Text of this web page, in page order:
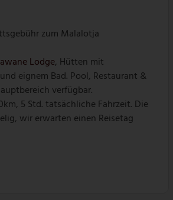
zum Malalotja
Lodge, Hütten mit
eignem Bad. Pool, Restaurant &
verfügbar.
5 Std. tatsächliche Fahrzeit. Die
wir erwarten einen Reisetag